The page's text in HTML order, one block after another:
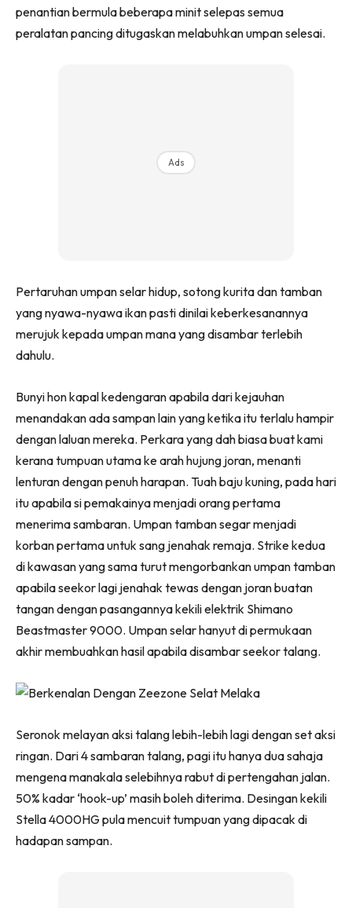
penantian bermula beberapa minit selepas semua
peralatan pancing ditugaskan melabuhkan umpan selesai.
Ads
Pertaruhan umpan selar hidup, sotong kurita dan tamban
yang nyawa-nyawa ikan pasti dinilai keberkesanannya
merujuk kepada umpan mana yang disambar terlebih
dahulu.
Bunyi hon kapal kedengaran apabila dari kejauhan
menandakan ada sampan lain yang ketika itu terlalu hampir
dengan laluan mereka. Perkara yang dah biasa buat kami
kerana tumpuan utama ke arah hujung joran, menanti
lenturan dengan penuh harapan. Tuah baju kuning, pada hari
itu apabila si pemakainya menjadi orang pertama
menerima sambaran. Umpan tamban segar menjadi
korban pertama untuk sang jenahak remaja. Strike kedua
di kawasan yang sama turut mengorbankan umpan tamban
apabila seekor lagi jenahak tewas dengan joran buatan
tangan dengan pasangannya kekili elektrik Shimano
Beastmaster 9000. Umpan selar hanyut di permukaan
akhir membuahkan hasil apabila disambar seekor talang.
Seronok melayan aksi talang lebih-lebih lagi dengan set aksi
ringan. Dari 4 sambaran talang, pagi itu hanya dua sahaja
mengena manakala selebihnya rabut di pertengahan jalan.
50% kadar ‘hook-up’ masih boleh diterima. Desingan kekili
Stella 4000HG pula mencuit tumpuan yang dipacak di
hadapan sampan.